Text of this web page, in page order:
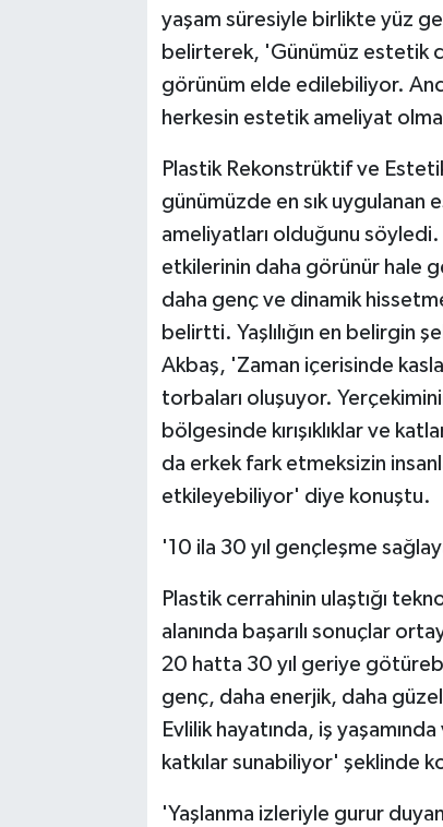
yaşam süresiyle birlikte yüz
belirterek, 'Günümüz estetik
görünüm elde edilebiliyor.
herkesin estetik ameliyat
Plastik Rekonstrüktif ve
günümüzde en sık
ameliyatları olduğunu söyledi.
etkilerinin daha görünür hale
daha genç ve dinamik
belirtti. Yaşlılığın en belirgin
Akbaş, 'Zaman içerisinde
torbaları oluşuyor.
bölgesinde kırışıklıklar ve
da erkek fark etmeksizin
etkileyebiliyor' diye konuştu.
'10 ila 30 yıl gençleşme
Plastik cerrahinin ulaştığı
alanında başarılı sonuçlar
20 hatta 30 yıl geriye
genç, daha enerjik, daha
Evlilik hayatında, iş
katkılar sunabiliyor' şeklinde
'Yaşlanma izleriyle gurur